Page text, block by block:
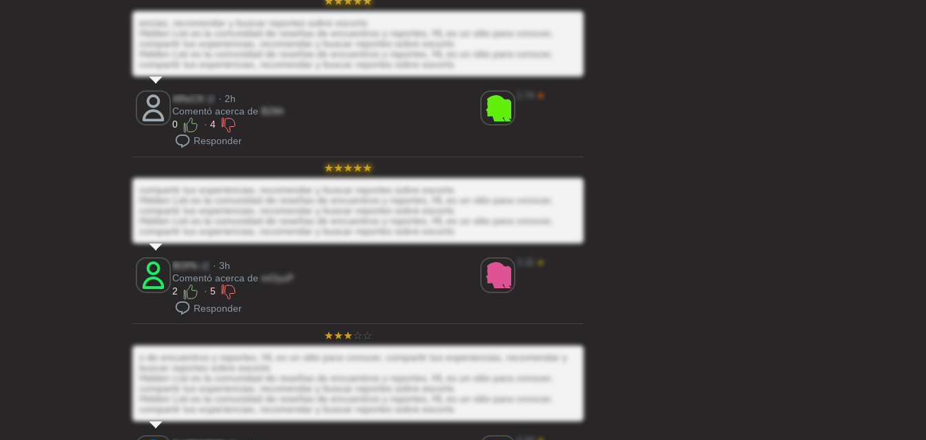
encias, recomendar y buscar reportes sobre escorts
Hidden List es la comunidad de reseñas de encuentros y reportes, HL es un sitio para conocer,
compartir tus experiencias, recomendar y buscar reportes sobre escorts
Hidden List es la comunidad de reseñas de encuentros y reportes, HL es un sitio para conocer,
compartir tus experiencias, recomendar y buscar reportes sobre escorts
AReC9
· 2h
Comentó acerca de
B2Mr
0
· 4
Responder
★
compartir tus experiencias, recomendar y buscar reportes sobre escorts
Hidden List es la comunidad de reseñas de encuentros y reportes, HL es un sitio para conocer,
compartir tus experiencias, recomendar y buscar reportes sobre escorts
Hidden List es la comunidad de reseñas de encuentros y reportes, HL es un sitio para conocer,
compartir tus experiencias, recomendar y buscar reportes sobre escorts
BOPb
· 3h
Comentó acerca de mOyuP
2
· 5
Responder
★
s de encuentros y reportes, HL es un sitio para conocer, compartir tus experiencias, recomendar y
buscar reportes sobre escorts
Hidden List es la comunidad de reseñas de encuentros y reportes, HL es un sitio para conocer,
compartir tus experiencias, recomendar y buscar reportes sobre escorts
Hidden List es la comunidad de reseñas de encuentros y reportes, HL es un sitio para conocer,
compartir tus experiencias, recomendar y buscar reportes sobre escorts